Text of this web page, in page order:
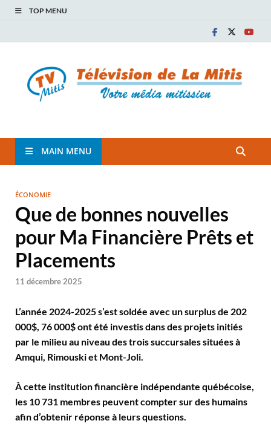
TOP MENU
TVM
MAIN MENU
ÉCONOMIE
Que de bonnes nouvelles
pour Ma Financière Prêts et
Placements
11 décembre 2025
L’année 2024-2025 s’est soldée avec un surplus de 202
000$, 76 000$ ont été investis dans des projets initiés
par le milieu au niveau des trois succursales situées à
Amqui, Rimouski et Mont-Joli.
À cette institution financière indépendante québécoise,
les 10 731 membres peuvent compter sur des humains
afin d’obtenir réponse à leurs questions.